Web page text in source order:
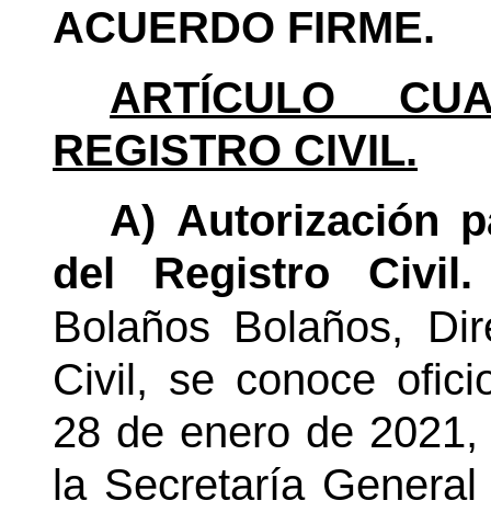
ACUERDO FIRME.
ARTÍCULO
REGISTRO CIVIL.
A) Autorización
del Registro Civil.
Bolaños Bolaños,
Civil, se conoce
28 de enero de
la Secretaría